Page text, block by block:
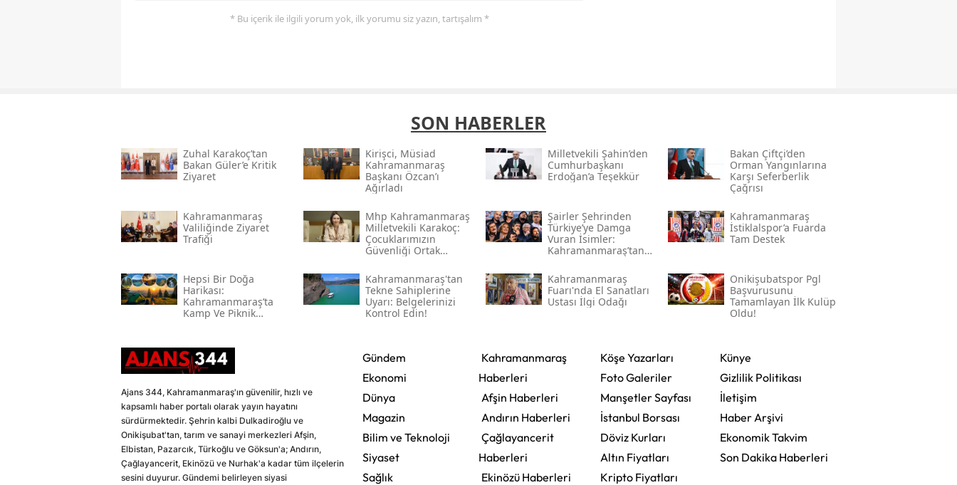
* Bu içerik ile ilgili yorum yok, ilk yorumu siz yazın, tartışalım *
SON HABERLER
Zuhal Karakoç’tan
Bakan Güler’e Kritik
Ziyaret
Kirişci, Müsi̇ad
Kahramanmaraş
Başkanı Özcan’ı
Ağırladı
Milletvekili Şahin’den
Cumhurbaşkanı
Erdoğan’a Teşekkür
Bakan Çiftçi’den
Orman Yangınlarına
Karşı Seferberlik
Çağrısı
Kahramanmaraş
Valiliğinde Ziyaret
Trafiği
Mhp Kahramanmaraş
Milletvekili Karakoç:
Çocuklarımızın
Güvenliği Ortak
Şairler Şehrinden
Türkiye’ye Damga
Vuran İsimler:
Kahramanmaraş’tan
Kahramanmaraş
İstiklalspor’a Fuarda
Tam Destek
Hepsi Bir Doğa
Harikası:
Kahramanmaraş’ta
Kamp Ve Piknik
Kahramanmaraş'tan
Tekne Sahiplerine
Uyarı: Belgelerinizi
Kontrol Edin!
Kahramanmaraş
Fuarı'nda El Sanatları
Ustası İlgi Odağı
Onikişubatspor Pgl
Başvurusunu
Tamamlayan İlk Kulüp
Oldu!
Ajans 344, Kahramanmaraş'ın güvenilir, hızlı ve
kapsamlı haber portalı olarak yayın hayatını
sürdürmektedir. Şehrin kalbi Dulkadiroğlu ve
Onikişubat'tan, tarım ve sanayi merkezleri Afşin,
Elbistan, Pazarcık, Türkoğlu ve Göksun'a; Andırın,
Çağlayancerit, Ekinözü ve Nurhak'a kadar tüm ilçelerin
sesini duyurur. Gündemi belirleyen siyasi
Gündem
Ekonomi
Dünya
Magazin
Bilim ve Teknoloji
Siyaset
Sağlık
Kahramanmaraş
Haberleri
Afşin Haberleri
Andırın Haberleri
Çağlayancerit
Haberleri
Ekinözü Haberleri
Köşe Yazarları
Foto Galeriler
Manşetler Sayfası
İstanbul Borsası
Döviz Kurları
Altın Fiyatları
Kripto Fiyatları
Künye
Gizlilik Politikası
İletişim
Haber Arşivi
Ekonomik Takvim
Son Dakika Haberleri